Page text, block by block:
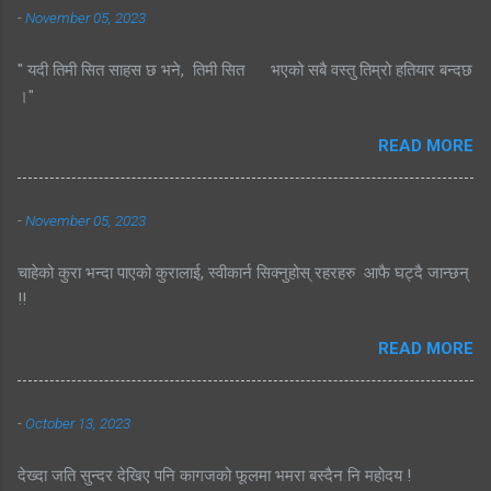
-November 05, 2023
" यदी तिमी सित साहस छ भने, तिमी सित भएको सबै वस्तु तिम्रो हतियार बन्दछ
।"
READ MORE
-November 05, 2023
चाहेको कुरा भन्दा पाएको कुरालाई, स्वीकार्न सिक्नुहोस् रहरहरु आफै घट्दै जान्छन्
!!
READ MORE
-October 13, 2023
देख्दा जति सुन्दर देखिए पनि कागजको फूलमा भमरा बस्दैन नि महोदय !